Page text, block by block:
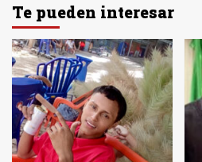
Te pueden interesar